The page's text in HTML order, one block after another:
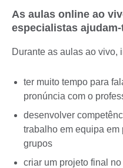
As aulas online ao
especialistas
Durante as aulas ao vivo,
ter muito tempo para
pronúncia com o
desenvolver
trabalho em equipa
grupos
criar um projeto final